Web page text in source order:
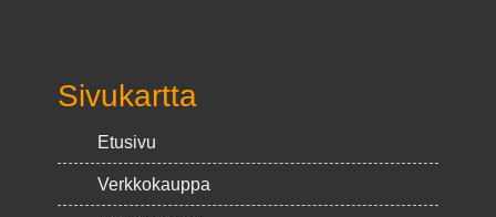
Sivukartta
Etusivu
Verkkokauppa